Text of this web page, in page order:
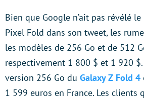
Bien que Google n’ait pas révélé
Pixel Fold dans son tweet, les
les modèles de 256 Go et de 512
respectivement 1 800 $ et 1 920
version 256 Go du Galaxy Z Fold 4
1 599 euros en France. Les clients